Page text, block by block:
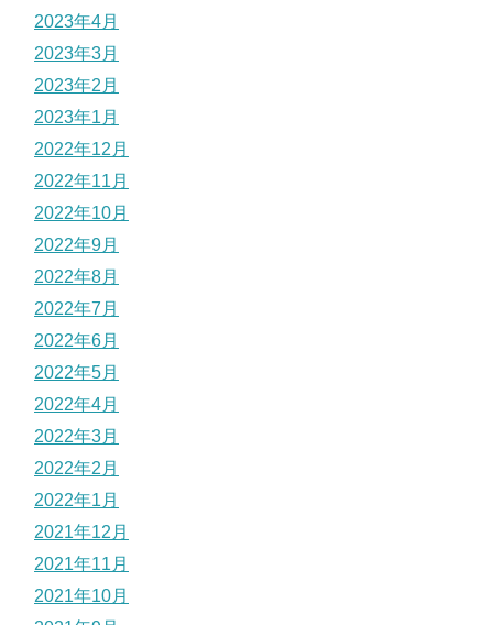
2023年4月
2023年3月
2023年2月
2023年1月
2022年12月
2022年11月
2022年10月
2022年9月
2022年8月
2022年7月
2022年6月
2022年5月
2022年4月
2022年3月
2022年2月
2022年1月
2021年12月
2021年11月
2021年10月